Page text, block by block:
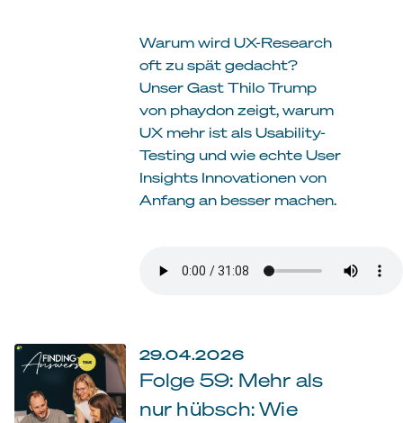
Warum wird UX-Research
oft zu spät gedacht?
Unser Gast Thilo Trump
von phaydon zeigt, warum
UX mehr ist als Usability-
Testing und wie echte User
Insights Innovationen von
Anfang an besser machen.
29.04.2026
Folge 59: Mehr als
nur hübsch: Wie